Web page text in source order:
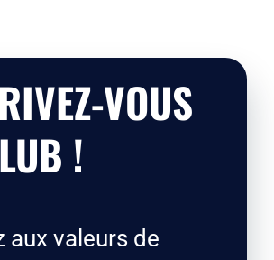
VOUS
!
aux valeurs de